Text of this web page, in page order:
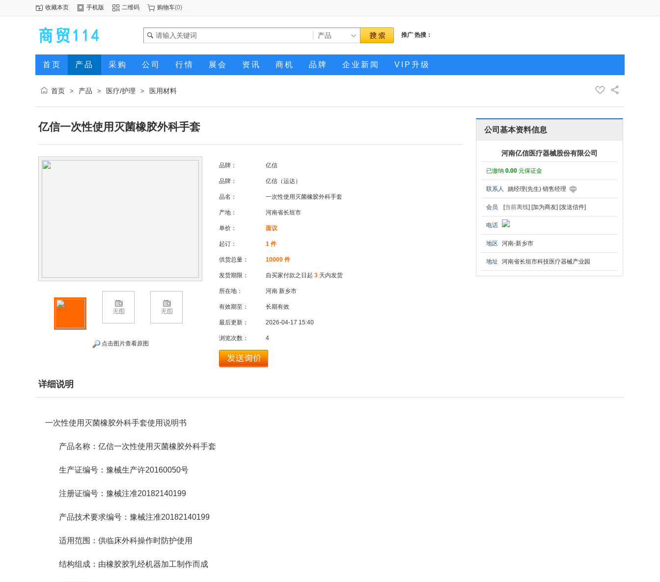
收藏本页 手机版 二维码 购物车(0)
推广 热搜：
首页 产品 采购 公司 行情 展会 资讯 商机 品牌 企业新闻 VIP升级
首页 > 产品 > 医疗/护理 > 医用材料
亿信一次性使用灭菌橡胶外科手套
点击图片查看原图
品牌： 亿信
品牌： 亿信（运达）
品名： 一次性使用灭菌橡胶外科手套
产地： 河南省长垣市
单价： 面议
起订： 1 件
供货总量： 10000 件
发货期限： 自买家付款之日起 3 天内发货
所在地： 河南 新乡市
有效期至： 长期有效
最后更新： 2026-04-17 15:40
浏览次数： 4
公司基本资料信息
河南亿信医疗器械股份有限公司
已缴纳 0.00 元保证金
联系人 姚经理(先生) 销售经理
会员 [当前离线] [加为商友] [发送信件]
电话
地区 河南-新乡市
地址 河南省长垣市科技医疗器械产业园
详细说明
一次性使用灭菌橡胶外科手套使用说明书
产品名称：亿信一次性使用灭菌橡胶外科手套
生产证编号：豫械生产许20160050号
注册证编号：豫械注准20182140199
产品技术要求编号：豫械注准20182140199
适用范围：供临床外科操作时防护使用
结构组成：由橡胶胶乳经机器加工制作而成